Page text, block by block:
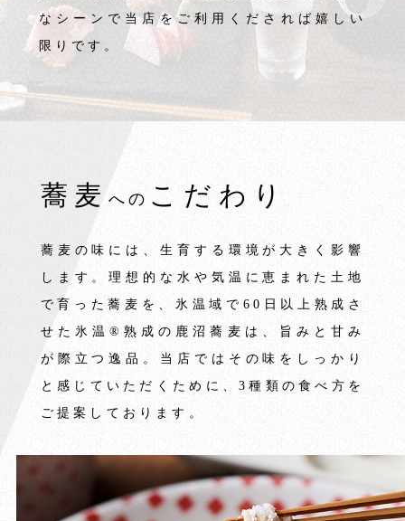
なシーンで当店をご利用くだされば嬉しい
限りです。
蕎麦への こだわり
蕎麦の味には、生育する環境が大きく影響
します。理想的な水や気温に恵まれた土地
で育った蕎麦を、氷温域で60日以上熟成さ
せた氷温®熟成の鹿沼蕎麦は、旨みと甘み
が際立つ逸品。当店ではその味をしっかり
と感じていただくために、3種類の食べ方を
ご提案しております。